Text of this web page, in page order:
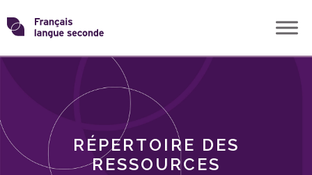
Skip
toTransformons
langue
RÉPERTOIRE DES
RESSOURCES
THÈMES